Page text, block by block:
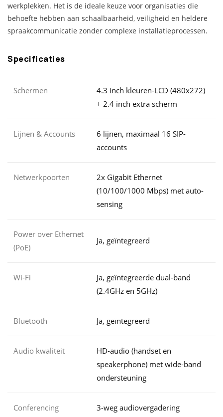
werkplekken. Het is de ideale keuze voor organisaties die
behoefte hebben aan schaalbaarheid, veiligheid en heldere
spraakcommunicatie zonder complexe installatieprocessen.
Specificaties
Schermen
4.3 inch kleuren-LCD (480x272)
+ 2.4 inch extra scherm
Lijnen & Accounts
6 lijnen, maximaal 16 SIP-
accounts
Netwerkpoorten
2x Gigabit Ethernet
(10/100/1000 Mbps) met auto-
sensing
Power over Ethernet
(PoE)
Ja, geïntegreerd
Wi-Fi
Ja, geïntegreerde dual-band
(2.4GHz en 5GHz)
Bluetooth Ja, geïntegreerd
Audio kwaliteit
HD-audio (handset en
speakerphone) met wide-band
ondersteuning
Conferencing 3-weg audiovergadering